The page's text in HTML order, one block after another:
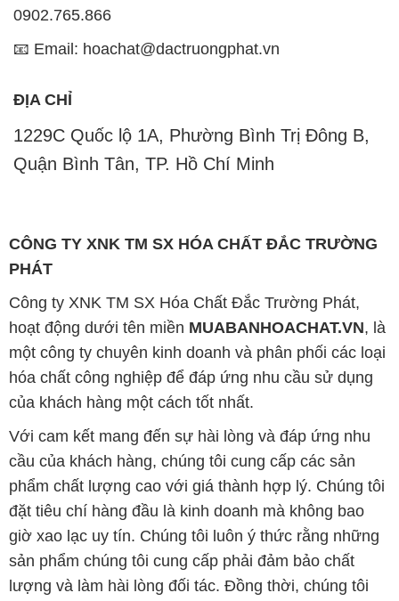
0902.765.866
📧 Email: hoachat@dactruongphat.vn
ĐỊA CHỈ
1229C Quốc lộ 1A, Phường Bình Trị Đông B,
Quận Bình Tân, TP. Hồ Chí Minh
CÔNG TY XNK TM SX HÓA CHẤT ĐẮC TRƯỜNG
PHÁT
Công ty XNK TM SX Hóa Chất Đắc Trường Phát,
hoạt động dưới tên miền MUABANHOACHAT.VN, là
một công ty chuyên kinh doanh và phân phối các loại
hóa chất công nghiệp để đáp ứng nhu cầu sử dụng
của khách hàng một cách tốt nhất.
Với cam kết mang đến sự hài lòng và đáp ứng nhu
cầu của khách hàng, chúng tôi cung cấp các sản
phẩm chất lượng cao với giá thành hợp lý. Chúng tôi
đặt tiêu chí hàng đầu là kinh doanh mà không bao
giờ xao lạc uy tín. Chúng tôi luôn ý thức rằng những
sản phẩm chúng tôi cung cấp phải đảm bảo chất
lượng và làm hài lòng đối tác. Đồng thời, chúng tôi